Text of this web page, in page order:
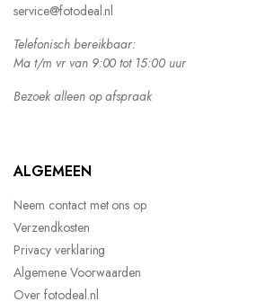
service@fotodeal.nl
Telefonisch bereikbaar:
Ma t/m vr van 9:00 tot 15:00 uur
Bezoek alleen op afspraak
ALGEMEEN
Neem contact met ons op
Verzendkosten
Privacy verklaring
Algemene Voorwaarden
Over fotodeal.nl